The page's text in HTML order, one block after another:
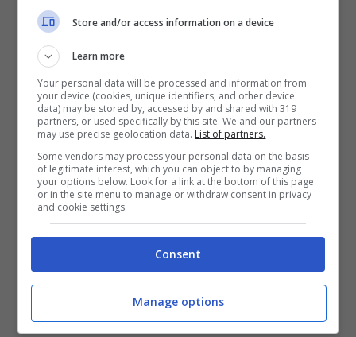
guai dopo aver deciso discappare di casa
per partecipare allo show.
Manuela protegge Jimmy: quale sarà la reazione di Niko?
Store and/or access information on a device
Learn more
Your personal data will be processed and information from
your device (cookies, unique identifiers, and other device
data) may be stored by, accessed by and shared with 319
partners, or used specifically by this site. We and our partners
may use precise geolocation data. List of partners.
Some vendors may process your personal data on the basis
of legitimate interest, which you can object to by managing
your options below. Look for a link at the bottom of this page
or in the site menu to manage or withdraw consent in privacy
and cookie settings.
Consent
Manage options